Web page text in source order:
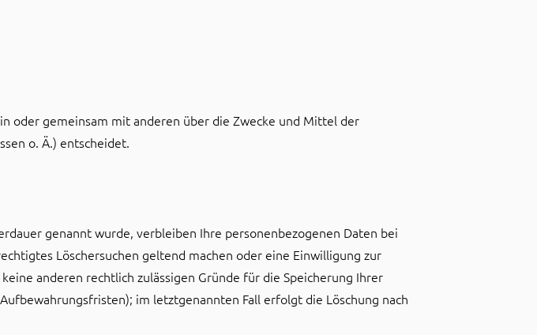
oder gemeinsam mit anderen über die Zwecke und Mittel der
o. Ä.) entscheidet.
genannt wurde, verbleiben Ihre personenbezogenen Daten bei
Löschersuchen geltend machen oder eine Einwilligung zur
anderen rechtlich zulässigen Gründe für die Speicherung Ihrer
im letztgenannten Fall erfolgt die Löschung nach